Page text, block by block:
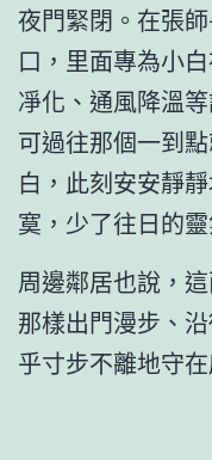
夜門緊閉。在張
口，里面專為小
凈化、通風降溫
可過往那個一到
白，此刻安安靜
寞，少了往日的
周邊鄰居也說，
那樣出門漫步、
乎寸步不離地守